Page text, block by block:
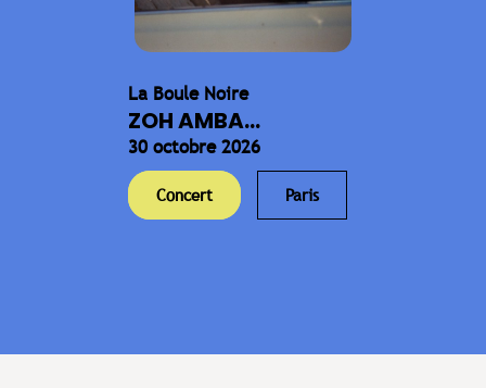
La Boule Noire
ZOH AMBA...
30 octobre 2026
Concert Paris